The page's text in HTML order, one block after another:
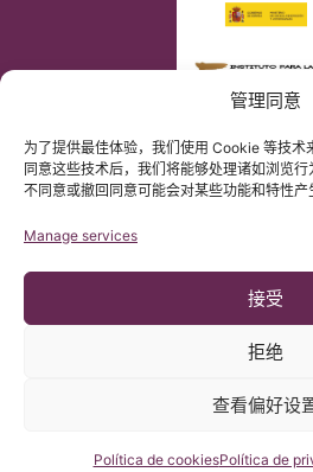
管理同意
为了提供最佳体验，我们使用 Cookie 等技术
同意这些技术后，我们将能够处理诸如浏览行
不同意或撤回同意可能会对某些功能和特性产
Manage services
接受
拒绝
查看偏好设
Política de cookiesPolítica de
巴塞罗那Chiari畸形&脊髓空洞症&脊柱
护法案第2016/679条（
咨询我们